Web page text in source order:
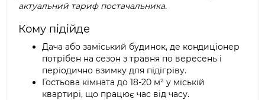
актуальний тариф постачальника.
Кому підійде
Дача або заміський будинок, де кондиціонер
потрібен на сезон з травня по вересень і
періодично взимку для підігріву.
Гостьова кімната до 18-20 м² у міській
квартирі, що працює час від часу.